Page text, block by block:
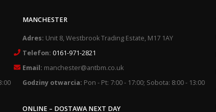
MANCHESTER
Adres: Unit 8, Westbrook Trading Estate, M17 1AY
Telefon: 0161-971-2821
Email: manchester@antbm.co.uk
Godziny otwarcia: Pon - Pt: 7:00 - 17:00; Sobota: 8:00 - 13:00
ONLINE – DOSTAWA NEXT DAY